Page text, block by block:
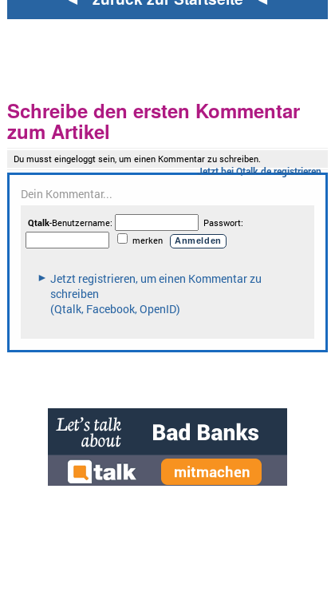
Schreibe den ersten Kommentar
zum Artikel